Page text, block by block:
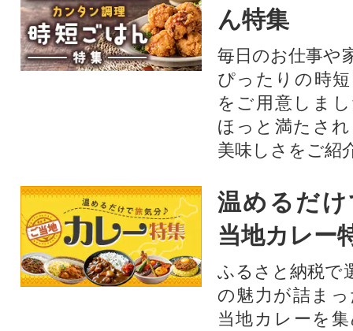
ん特集
毎日のお仕事や
ぴったりの時
をご用意しま
ほっと満たさ
美味しさをご紹
温めるだ
当地カレー
ふるさと納税で
の魅力が詰ま
当地カレーを